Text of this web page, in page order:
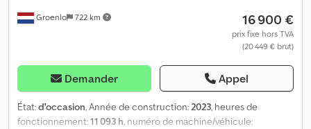
Groenlo 722 km 16 900 €
prix fixe hors TVA
(20 449 € brut)
Demander Appel
État:d'occasion, Année de construction:2023, heures de
fonctionnement:11 093 h, numéro de machine/véhicule: